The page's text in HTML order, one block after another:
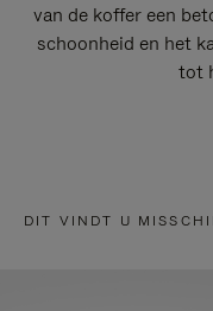
van de koffer een
schoonheid en het
tot
DIT VINDT U